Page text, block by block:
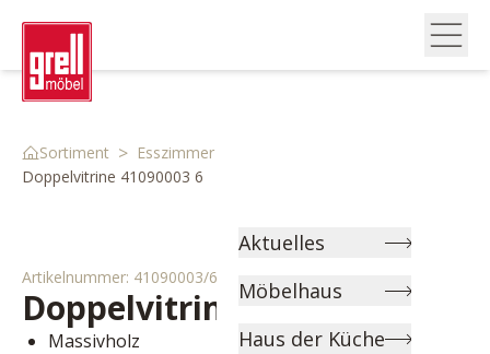
Aktuelles
Möbelhaus
Haus der Küche
Sortiment > Esszimmer
Doppelvitrine 41090003 6
Artikelnummer: 41090003/6
Doppelvitrine Boston
Massivholz